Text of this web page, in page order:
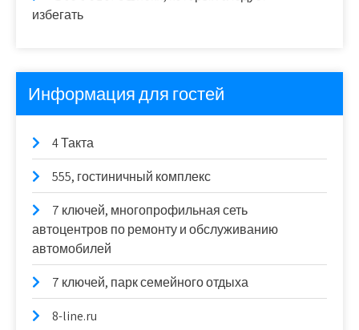
избегать
Информация для гостей
4 Такта
555, гостиничный комплекс
7 ключей, многопрофильная сеть
автоцентров по ремонту и обслуживанию
автомобилей
7 ключей, парк семейного отдыха
8-line.ru